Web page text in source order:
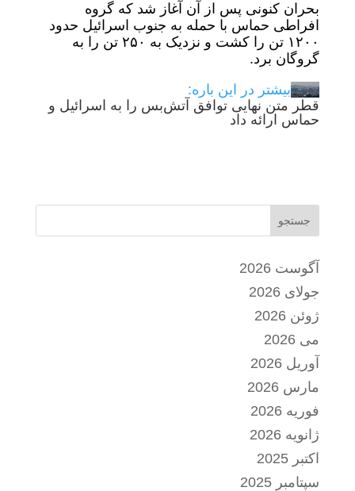
بحران کنونی پس از آن آغاز شد که گروه
افراطی حماس با حمله به جنوب اسرائیل حدود
۱۲۰۰ تن را کشت و نزدیک به ۲۵۰ تن را به
گروگان برد.
بیشتر در این باره:
قطر متن نهایی توافق آتش‌بس را به اسرائیل و
حماس ارائه داد
جستجو
آگوست 2026
جولای 2026
ژوئن 2026
می 2026
آوریل 2026
مارس 2026
فوریه 2026
ژانویه 2026
اکتبر 2025
سپتامبر 2025